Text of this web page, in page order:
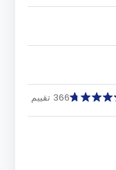
366 تقييم